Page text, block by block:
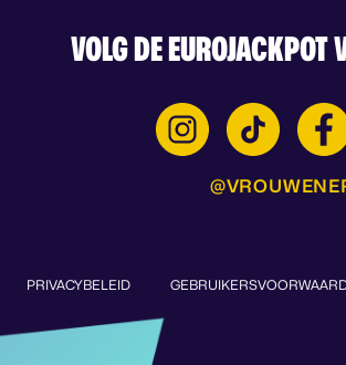
VOLG DE EUROJACKPOT
PRIVACYBELEID